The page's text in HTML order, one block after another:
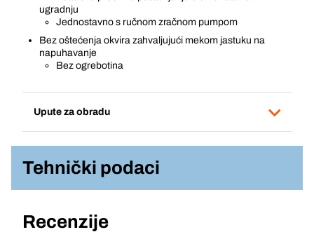
ugradnju
Jednostavno s ručnom zračnom pumpom
Bez oštećenja okvira zahvaljujući mekom jastuku na
napuhavanje
Bez ogrebotina
Upute za obradu
Tehnički podaci
Recenzije